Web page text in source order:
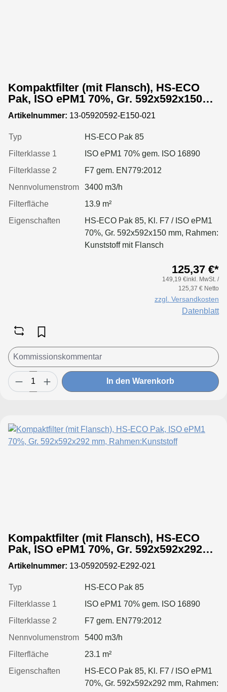
Kompaktfilter (mit Flansch), HS-ECO
Pak, ISO ePM1 70%, Gr. 592x592x150
mm, Rahmen:Kunststoff
Artikelnummer: 13-05920592-E150-021
Typ
HS-ECO Pak 85
Filterklasse 1
ISO ePM1 70% gem. ISO 16890
Filterklasse 2
F7 gem. EN779:2012
Nennvolumenstrom
3400 m3/h
Filterfläche
13.9 m²
Eigenschaften
HS-ECO Pak 85, Kl. F7 / ISO ePM1
70%, Gr. 592x592x150 mm, Rahmen:
Kunststoff mit Flansch
125,37 €*
149,19 €inkl. MwSt. /
125,37 € Netto
zzgl. Versandkosten
Datenblatt
In den Warenkorb
Kompaktfilter (mit Flansch), HS-ECO
Pak, ISO ePM1 70%, Gr. 592x592x292
mm, Rahmen:Kunststoff
Artikelnummer: 13-05920592-E292-021
Typ
HS-ECO Pak 85
Filterklasse 1
ISO ePM1 70% gem. ISO 16890
Filterklasse 2
F7 gem. EN779:2012
Nennvolumenstrom
5400 m3/h
Filterfläche
23.1 m²
Eigenschaften
HS-ECO Pak 85, Kl. F7 / ISO ePM1
70%, Gr. 592x592x292 mm, Rahmen: